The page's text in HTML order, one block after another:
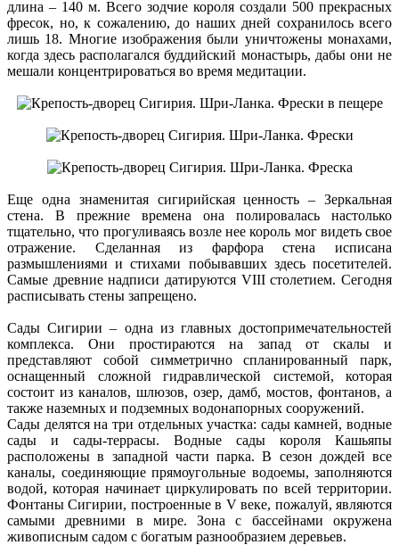
длина – 140 м. Всего зодчие короля создали 500 прекрасных
фресок, но, к сожалению, до наших дней сохранилось всего
лишь 18. Многие изображения были уничтожены монахами,
когда здесь располагался буддийский монастырь, дабы они не
мешали концентрироваться во время медитации.
Еще одна знаменитая сигирийская ценность – Зеркальная
стена. В прежние времена она полировалась настолько
тщательно, что прогуливаясь возле нее король мог видеть свое
отражение. Сделанная из фарфора стена исписана
размышлениями и стихами побывавших здесь посетителей.
Самые древние надписи датируются VIII столетием. Сегодня
расписывать стены запрещено.
Сады Сигирии – одна из главных достопримечательностей
комплекса. Они простираются на запад от скалы и
представляют собой симметрично спланированный парк,
оснащенный сложной гидравлической системой, которая
состоит из каналов, шлюзов, озер, дамб, мостов, фонтанов, а
также наземных и подземных водонапорных сооружений.
Сады делятся на три отдельных участка: сады камней, водные
сады и сады-террасы. Водные сады короля Кашьяпы
расположены в западной части парка. В сезон дождей все
каналы, соединяющие прямоугольные водоемы, заполняются
водой, которая начинает циркулировать по всей территории.
Фонтаны Сигирии, построенные в V веке, пожалуй, являются
самыми древними в мире. Зона с бассейнами окружена
живописным садом с богатым разнообразием деревьев.